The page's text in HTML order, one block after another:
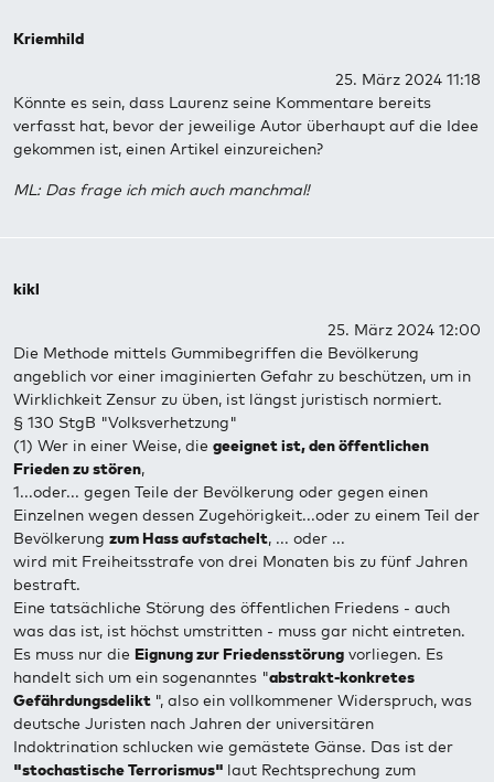
Kriemhild
25. März 2024 11:18
Könnte es sein, dass Laurenz seine Kommentare bereits
verfasst hat, bevor der jeweilige Autor überhaupt auf die Idee
gekommen ist, einen Artikel einzureichen?
ML: Das frage ich mich auch manchmal!
kikl
25. März 2024 12:00
Die Methode mittels Gummibegriffen die Bevölkerung
angeblich vor einer imaginierten Gefahr zu beschützen, um in
Wirklichkeit Zensur zu üben, ist längst juristisch normiert.
§ 130 StgB "Volksverhetzung"
(1) Wer in einer Weise, die geeignet ist, den öffentlichen
Frieden zu stören,
1...oder... gegen Teile der Bevölkerung oder gegen einen
Einzelnen wegen dessen Zugehörigkeit...oder zu einem Teil der
Bevölkerung zum Hass aufstachelt, ... oder ...
wird mit Freiheitsstrafe von drei Monaten bis zu fünf Jahren
bestraft.
Eine tatsächliche Störung des öffentlichen Friedens - auch
was das ist, ist höchst umstritten - muss gar nicht eintreten.
Es muss nur die Eignung zur Friedensstörung vorliegen. Es
handelt sich um ein sogenanntes "abstrakt-konkretes
Gefährdungsdelikt ", also ein vollkommener Widerspruch, was
deutsche Juristen nach Jahren der universitären
Indoktrination schlucken wie gemästete Gänse. Das ist der
"stochastische Terrorismus" laut Rechtsprechung zum